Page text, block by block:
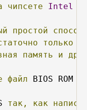
чипсете Intel
простой
способ
только
память и
файл BIOS ROM
так, как